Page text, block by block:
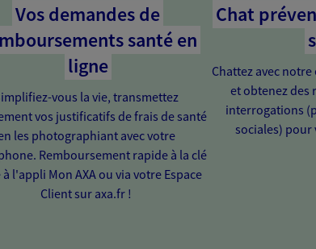
Vos demandes de
santé en
ligne
vous la vie, transmettez
vos justificatifs de frais de santé
les photographiant avec votre
Remboursement rapide à la clé
à l'appli Mon AXA ou via votre Espace
Client sur axa.fr !
Chat
Chattez avec
et obtenez des
interrogations
sociales) pour